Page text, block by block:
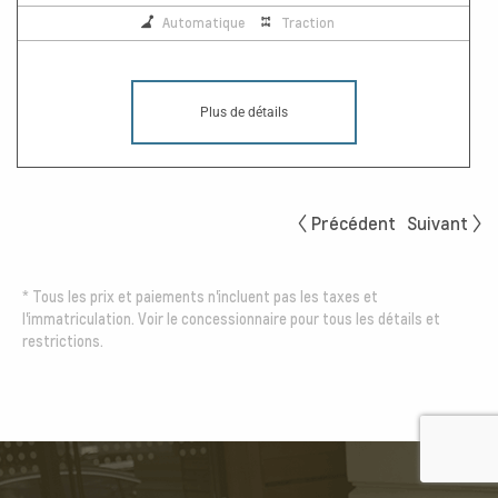
Automatique Traction
Plus de détails
Précédent Suivant
* Tous les prix et paiements n'incluent pas les taxes et
l'immatriculation. Voir le concessionnaire pour tous les détails et
restrictions.